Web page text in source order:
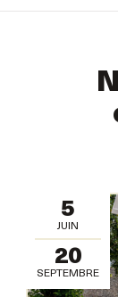
5
JUIN
20
SEPTEMBRE